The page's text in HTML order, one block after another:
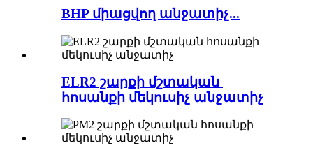
BHP միացվող անջատիչ...
ELR2 շարքի մշտական ​​
հոսանքի մեկուսիչ անջատիչ